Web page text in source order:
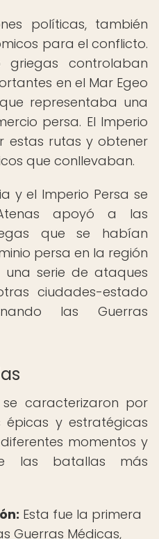
políticas, también
para el conflicto.
griegas controlaban
en el Mar Egeo
representaba una
persa. El Imperio
estas rutas y obtener
que conllevaban.
y el Imperio Persa se
apoyó a las
que se habían
persa en la región
una serie de ataques
ciudades-estado
las Guerras
se caracterizaron por
y estratégicas
momentos y
las batallas más
Esta fue la primera
Guerras Médicas,